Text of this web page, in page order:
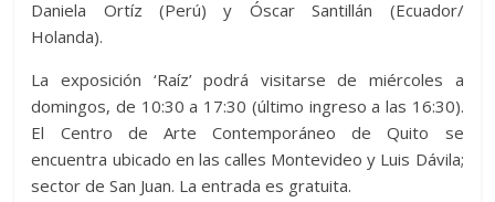
Daniela Ortíz (Perú) y Óscar Santillán (Ecuador/
Holanda).
La exposición ‘Raíz’ podrá visitarse de miércoles a
domingos, de 10:30 a 17:30 (último ingreso a las 16:30).
El Centro de Arte Contemporáneo de Quito se
encuentra ubicado en las calles Montevideo y Luis Dávila;
sector de San Juan. La entrada es gratuita.